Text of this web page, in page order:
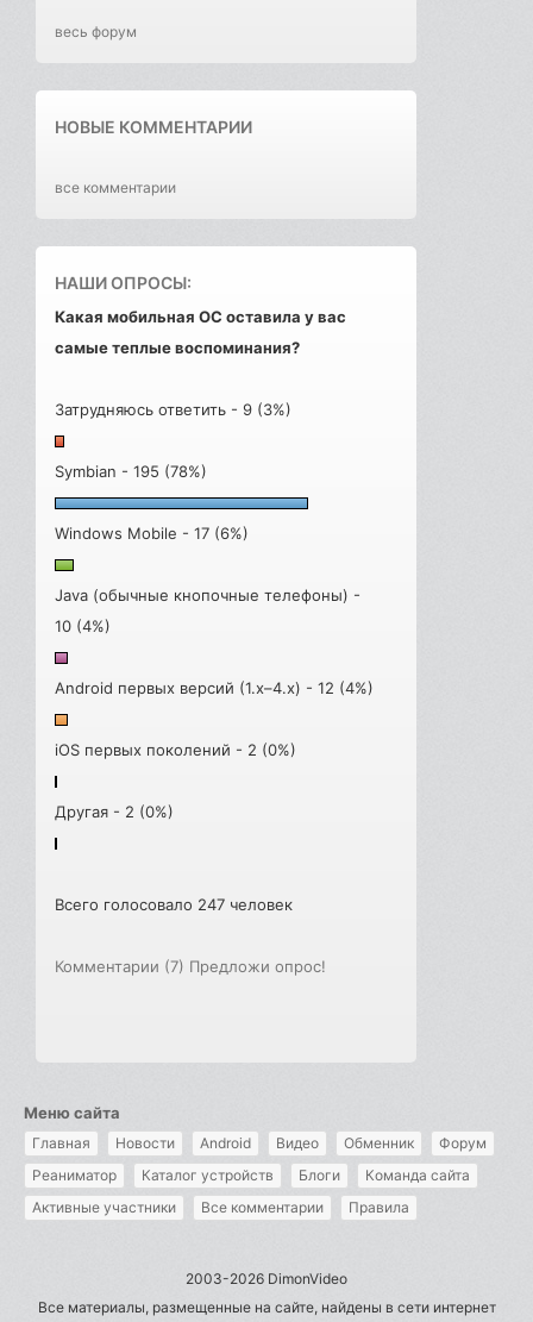
весь форум
НОВЫЕ КОММЕНТАРИИ
все комментарии
НАШИ ОПРОСЫ:
Какая мобильная ОС оставила у вас
самые теплые воспоминания?
Затрудняюсь ответить - 9 (3%)
Symbian - 195 (78%)
Windows Mobile - 17 (6%)
Java (обычные кнопочные телефоны) -
10 (4%)
Android первых версий (1.x–4.x) - 12 (4%)
iOS первых поколений - 2 (0%)
Другая - 2 (0%)
Всего голосовало 247 человек
Комментарии (7) Предложи опрос!
Меню сайта
Главная Новости Android Видео Обменник
Форум
Реаниматор
Каталог устройств Блоги
Команда сайта
Активные участники
Все комментарии Правила
2003-2026 DimonVideo
Все материалы, размещенные на сайте, найдены в сети интернет